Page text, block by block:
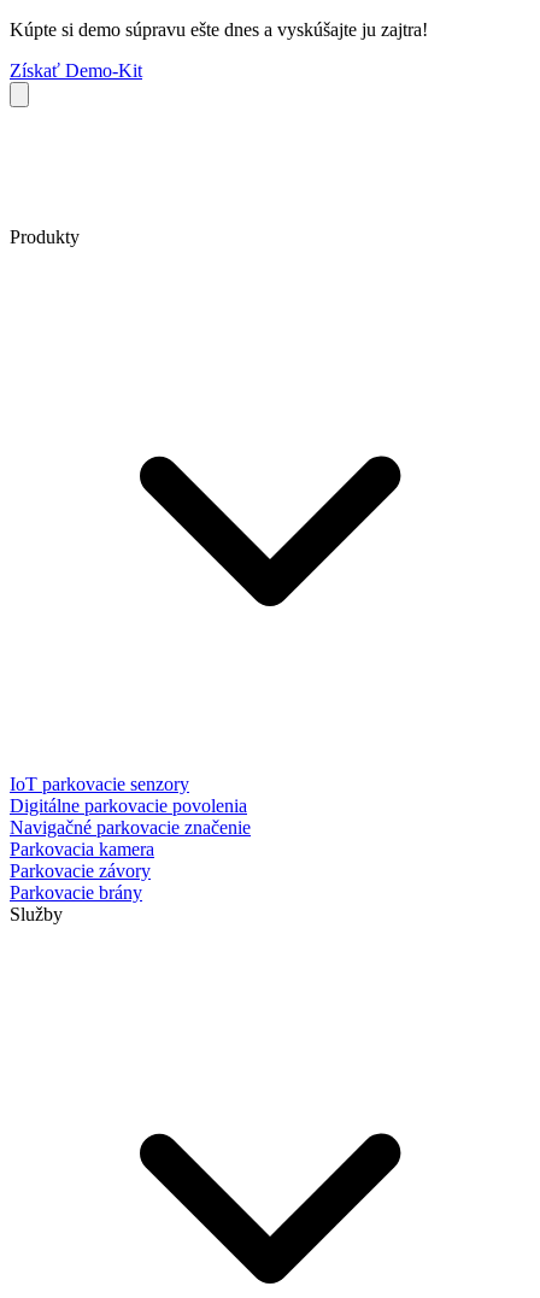
Kúpte si demo súpravu ešte dnes a vyskúšajte ju zajtra!
Získať Demo-Kit
Produkty
IoT parkovacie senzory
Digitálne parkovacie povolenia
Navigačné parkovacie značenie
Parkovacia kamera
Parkovacie závory
Parkovacie brány
Služby